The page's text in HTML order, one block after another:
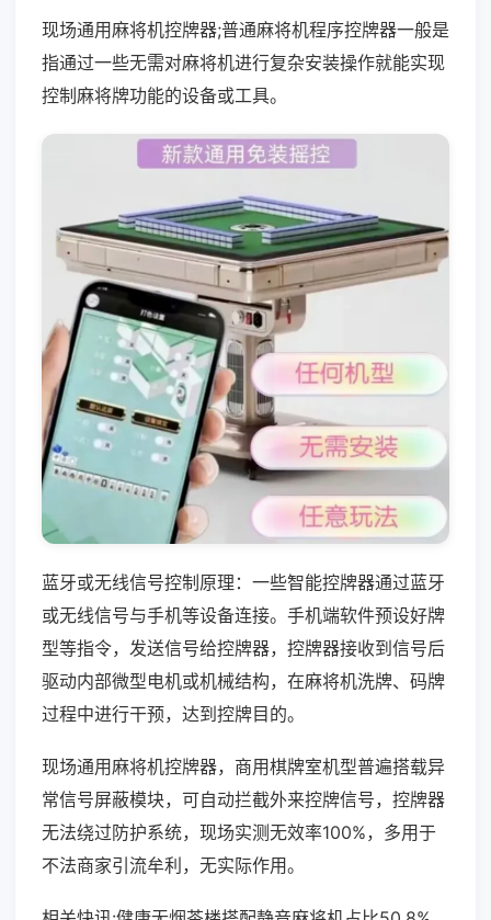
现场通用麻将机控牌器;普通麻将机程序控牌器一般是
指通过一些无需对麻将机进行复杂安装操作就能实现
控制麻将牌功能的设备或工具。
蓝牙或无线信号控制原理：一些智能控牌器通过蓝牙
或无线信号与手机等设备连接。手机端软件预设好牌
型等指令，发送信号给控牌器，控牌器接收到信号后
驱动内部微型电机或机械结构，在麻将机洗牌、码牌
过程中进行干预，达到控牌目的。
现场通用麻将机控牌器，商用棋牌室机型普遍搭载异
常信号屏蔽模块，可自动拦截外来控牌信号，控牌器
无法绕过防护系统，现场实测无效率100%，多用于
不法商家引流牟利，无实际作用。